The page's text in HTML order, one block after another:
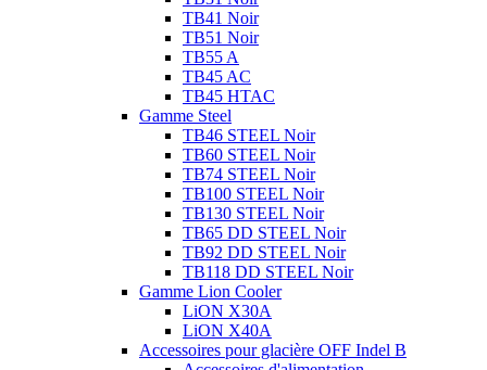
TB41 Noir
TB51 Noir
TB55 A
TB45 AC
TB45 HTAC
Gamme Steel
TB46 STEEL Noir
TB60 STEEL Noir
TB74 STEEL Noir
TB100 STEEL Noir
TB130 STEEL Noir
TB65 DD STEEL Noir
TB92 DD STEEL Noir
TB118 DD STEEL Noir
Gamme Lion Cooler
LiON X30A
LiON X40A
Accessoires pour glacière OFF Indel B